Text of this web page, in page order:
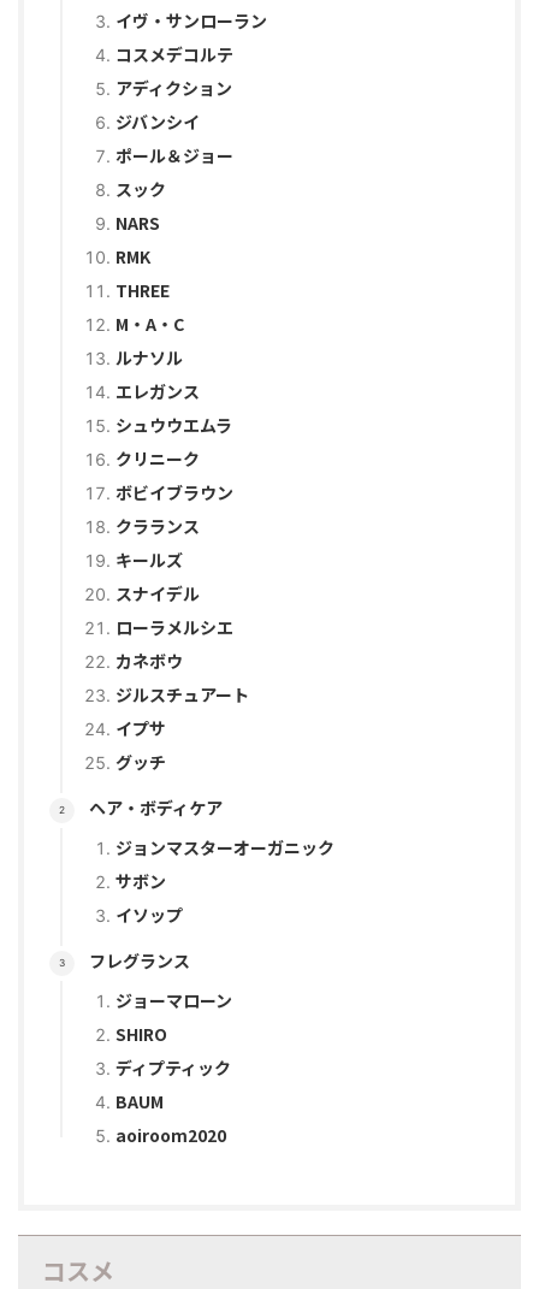
イヴ・サンローラン
コスメデコルテ
アディクション
ジバンシイ
ポール＆ジョー
スック
NARS
RMK
THREE
M・A・C
ルナソル
エレガンス
シュウウエムラ
クリニーク
ボビイブラウン
クラランス
キールズ
スナイデル
ローラメルシエ
カネボウ
ジルスチュアート
イプサ
グッチ
ヘア・ボディケア
ジョンマスターオーガニック
サボン
イソップ
フレグランス
ジョーマローン
SHIRO
ディプティック
BAUM
aoiroom2020
コスメ